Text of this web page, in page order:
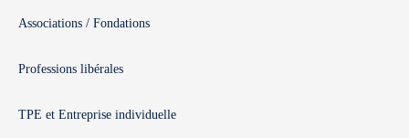
Associations / Fondations
Professions libérales
TPE et Entreprise individuelle